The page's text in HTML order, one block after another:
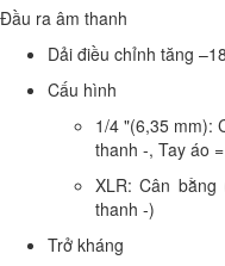
Đầu ra âm thanh
Dải điều chỉnh tăng
Cấu hình
1/4 "(6,35 mm):
thanh -, Tay áo
XLR: Cân
thanh -)
Trở kháng